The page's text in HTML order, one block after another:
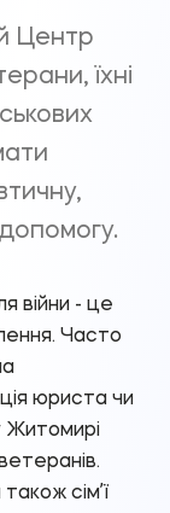
Центр
їхні
війни - це
Часто
юриста чи
Житомирі
сімʼї